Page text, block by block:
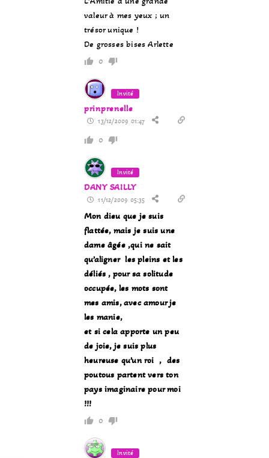
valeur à mes yeux ; un
trésor unique !
De grosses bises Arlette
0
Invité
prinprenelle
13/12/2009 01:47
0
Invité
DANY SAILLY
11/12/2009 05:35
Mon dieu que je suis
flattée, mais je suis une
dame âgée ,qui ne sait
qu’aligner les pleins et les
déliés , pour sa solitude
occupée, les mots sont
mes amis, avec amour je
les manie,
et si cela apporte un peu
de joie, je suis plus
heureuse qu’un roi , des
poutous partent vers ton
pays imaginaire pour moi
!!!
0
Invité